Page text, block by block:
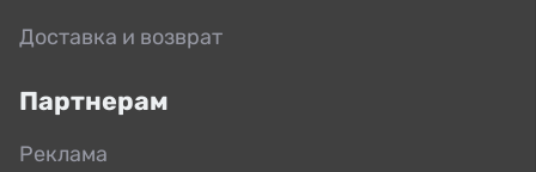
Доставка и возврат
Партнерам
Реклама